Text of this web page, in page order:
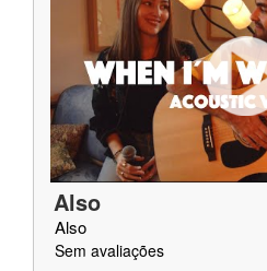
Also
Also
Sem avaliações